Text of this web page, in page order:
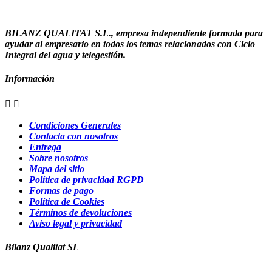
BILANZ QUALITAT S.L., empresa independiente formada para
ayudar al empresario en todos los temas relacionados con Ciclo
Integral del agua y telegestión.
Información
 
Condiciones Generales
Contacta con nosotros
Entrega
Sobre nosotros
Mapa del sitio
Política de privacidad RGPD
Formas de pago
Política de Cookies
Términos de devoluciones
Aviso legal y privacidad
Bilanz Qualitat SL